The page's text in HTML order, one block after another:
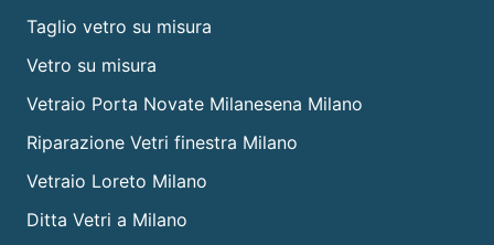
Taglio vetro su misura
Vetro su misura
Vetraio Porta Novate Milanesena Milano
Riparazione Vetri finestra Milano
Vetraio Loreto Milano
Ditta Vetri a Milano